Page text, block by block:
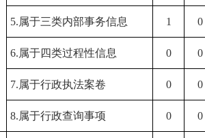
5.属于三类内部事务信息 1 0
6.属于四类过程性信息 0 0
7.属于行政执法案卷 0 0
8.属于行政查询事项 0 0